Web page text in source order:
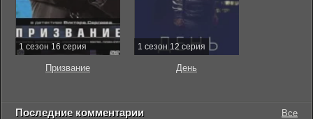
1 сезон 16 серия
Призвание
1 сезон 12 серия
День
Последние комментарии Все